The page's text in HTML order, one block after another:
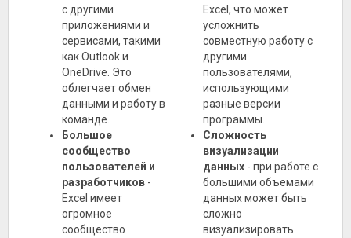
с другими
приложениями и
сервисами, такими
как Outlook и
OneDrive. Это
облегчает обмен
данными и работу в
команде.
Большое
сообщество
пользователей и
разработчиков -
Excel имеет
огромное
сообщество
Excel, что может
усложнить
совместную работу с
другими
пользователями,
использующими
разные версии
программы.
Сложность
визуализации
данных - при работе с
большими объемами
данных может быть
сложно
визуализировать